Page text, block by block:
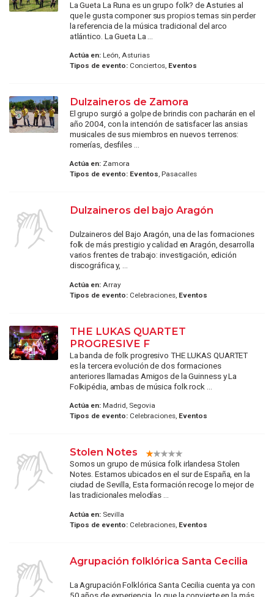
La Gueta La Runa es un grupo folk? de Asturies al
que le gusta componer sus propios temas sin perder
la referencia de la música tradicional del arco
atlántico. La Gueta La ...
Actúa en:León, Asturias
Tipos de evento:Conciertos, Eventos
Dulzaineros de Zamora
El grupo surgió a golpe de brindis con pacharán en el
año 2004, con la intención de satisfacer las ansias
musicales de sus miembros en nuevos terrenos:
romerías, desfiles ...
Actúa en:Zamora
Tipos de evento: Eventos, Pasacalles
Dulzaineros del bajo Aragón
Dulzaineros del Bajo Aragón, una de las formaciones
folk de más prestigio y calidad en Aragón, desarrolla
varios frentes de trabajo: investigación, edición
discográfica y, ...
Actúa en:Array
Tipos de evento:Celebraciones, Eventos
THE LUKAS QUARTET
PROGRESIVE F
La banda de folk progresivo THE LUKAS QUARTET
es la tercera evolución de dos formaciones
anteriores llamadas Amigos de la Guinness y La
Folkipédia, ambas de música folk rock ...
Actúa en:Madrid, Segovia
Tipos de evento:Celebraciones, Eventos
Stolen Notes
Somos un grupo de música folk irlandesa Stolen
Notes. Estamos ubicados en el sur de España, en la
ciudad de Sevilla, Esta formación recoge lo mejor de
las tradicionales melodías ...
Actúa en:Sevilla
Tipos de evento:Celebraciones, Eventos
Agrupación folklórica Santa Cecilia
La Agrupación Folklórica Santa Cecilia cuenta ya con
50 años de experiencia, lo que la convierte en la más